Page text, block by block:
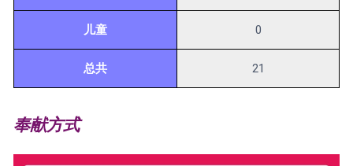
儿童 0
总共 21
奉献方式